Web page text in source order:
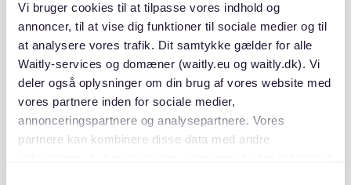
Vi bruger cookies til at tilpasse vores indhold og
annoncer, til at vise dig funktioner til sociale medier og til
at analysere vores trafik. Dit samtykke gælder for alle
Waitly-services og domæner (waitly.eu og waitly.dk). Vi
deler også oplysninger om din brug af vores website med
vores partnere inden for sociale medier,
annonceringspartnere og analysepartnere. Vores
partnere kan kombinere disse data med andre
Beskrivelse